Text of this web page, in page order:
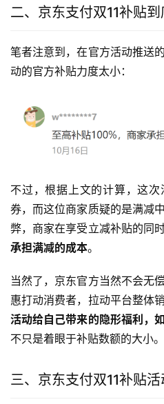
二、京东支付双11补贴到
笔者注意到，在官方活动推送
动的官方补贴力度太小：
不过，根据上文的计算，这
券，而这位商家质疑的是满减
弊，商家在享受立减补贴的同
承担满减的成本。
当然了，京东官方当然不会无
惠打动消费者，拉动平台整体
活动给自己带来的隐形福利，
不只是着眼于补贴数额的大小。
三、京东支付双11补贴